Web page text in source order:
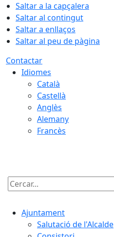
Saltar a la capçalera
Saltar al contingut
Saltar a enllaços
Saltar al peu de pàgina
Contactar
Idiomes
Català
Castellà
Anglès
Alemany
Francès
Cercar:
Ajuntament
Salutació de l'Alcalde